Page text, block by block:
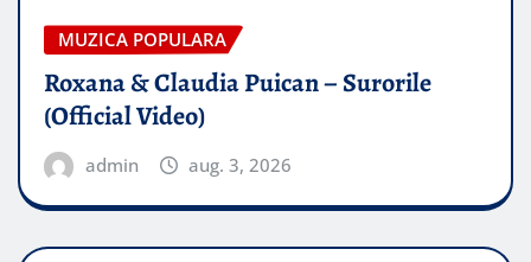
MUZICA POPULARA
Roxana & Claudia Puican – Surorile
(Official Video)
admin aug. 3, 2026